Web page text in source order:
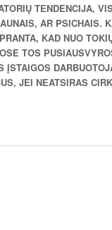
TENDENCIJA,
AR PSICHAIS.
KAD NUO
TOS
ĮSTAIGOS
JEI NEATSIRAS